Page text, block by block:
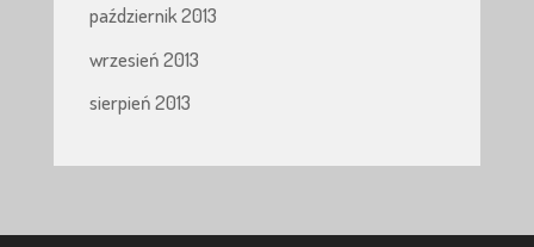
październik 2013
wrzesień 2013
sierpień 2013